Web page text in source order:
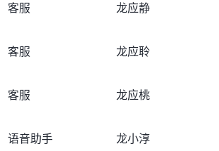
客服 龙应静
客服 龙应聆
客服 龙应桃
语音助手 龙小淳